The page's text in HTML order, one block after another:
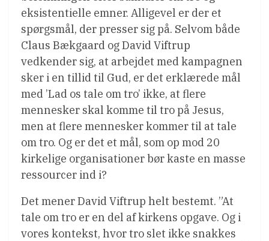
eksistentielle emner. Alligevel er der et
spørgsmål, der presser sig på. Selvom både
Claus Bækgaard og David Viftrup
vedkender sig, at arbejdet med kampagnen
sker i en tillid til Gud, er det erklærede mål
med ’Lad os tale om tro’ ikke, at flere
mennesker skal komme til tro på Jesus,
men at flere mennesker kommer til at tale
om tro. Og er det et mål, som op mod 20
kirkelige organisationer bør kaste en masse
ressourcer ind i?
Det mener David Viftrup helt bestemt. ”At
tale om tro er en del af kirkens opgave. Og i
vores kontekst, hvor tro slet ikke snakkes